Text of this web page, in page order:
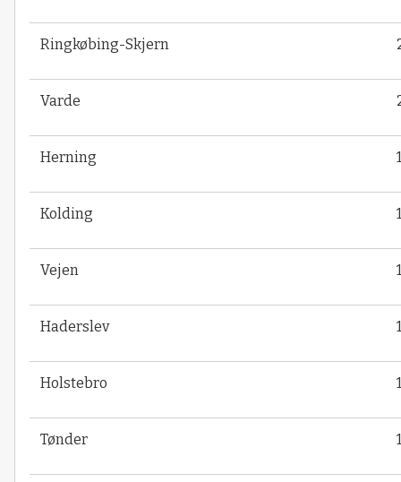
Ringkøbing-Skjern
Varde
Herning
Kolding
Vejen
Haderslev
Holstebro
Tønder